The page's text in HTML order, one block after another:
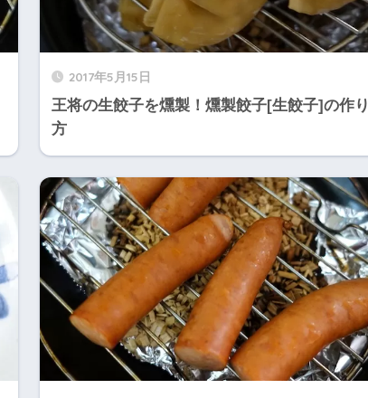
2017年5月15日
王将の生餃子を燻製！燻製餃子[生餃子]の作り
方